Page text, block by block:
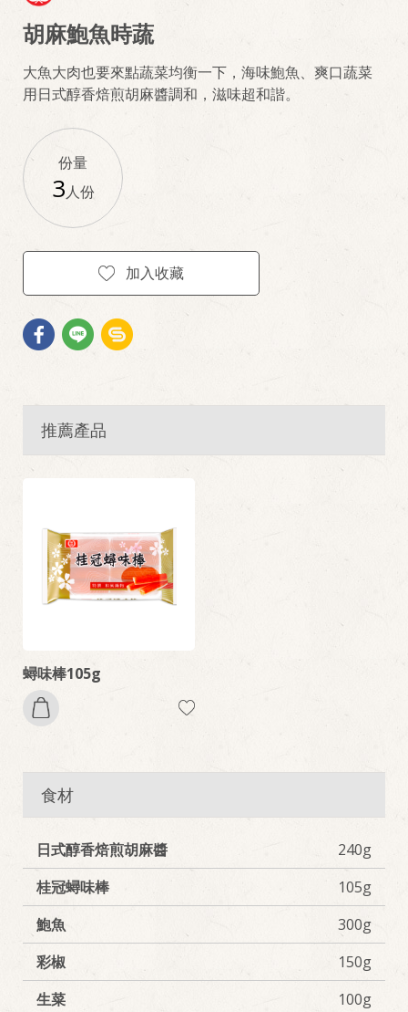
胡麻鮑魚時蔬
大魚大肉也要來點蔬菜均衡一下，海味鮑魚、爽口蔬菜
用日式醇香焙煎胡麻醬調和，滋味超和諧。
份量
3人份
加入收藏
推薦產品
蟳味棒105g
食材
日式醇香焙煎胡麻醬
240g
桂冠蟳味棒
105g
鮑魚
300g
彩椒
150g
生菜
100g